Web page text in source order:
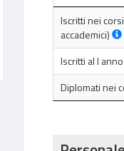
Iscritti nei
accademici)
Iscritti al I
Diplomati nei